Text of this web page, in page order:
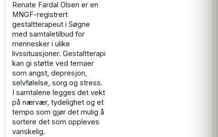
Renate Fardal Olsen er en
MNGF-registrert
gestaltterapeut i Søgne
med samtaletilbud for
mennesker i ulike
livssituasjoner. Gestaltterapi
kan gi støtte ved temaer
som angst, depresjon,
selvfølelse, sorg og stress.
I samtalene legges det vekt
på nærvær, tydelighet og et
tempo som gjør det mulig å
sortere det som oppleves
vanskelig.